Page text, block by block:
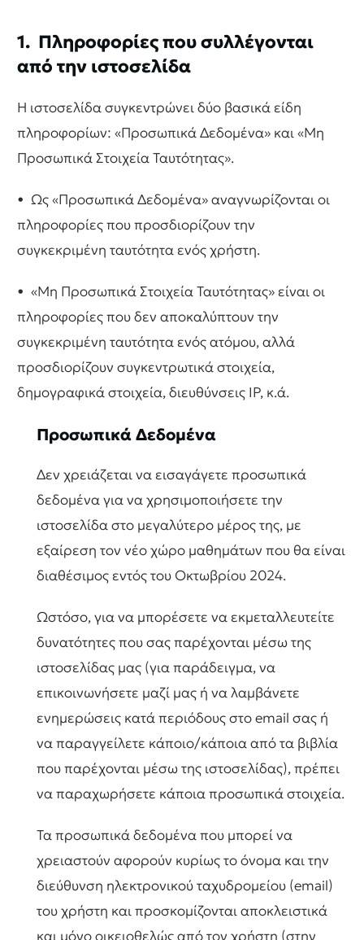
1. Πληροφορίες που συλλέγονται
από την ιστοσελίδα
Η ιστοσελίδα συγκεντρώνει δύο βασικά είδη
πληροφορίων: «Προσωπικά Δεδομένα» και «Μη
Προσωπικά Στοιχεία Ταυτότητας».
• Ως «Προσωπικά Δεδομένα» αναγνωρίζονται οι
πληροφορίες που προσδιορίζουν την
συγκεκριμένη ταυτότητα ενός χρήστη.
• «Μη Προσωπικά Στοιχεία Ταυτότητας»είναι οι
πληροφορίες που δεν αποκαλύπτουν την
συγκεκριμένη ταυτότητα ενός ατόμου, αλλά
προσδιορίζουν συγκεντρωτικά στοιχεία,
δημογραφικά στοιχεία, διευθύνσεις IP, κ.ά.
Προσωπικά Δεδομένα
Δεν χρειάζεται να εισαγάγετε προσωπικά
δεδομένα για να χρησιμοποιήσετε την
ιστοσελίδα στο μεγαλύτερο μέρος της, με
εξαίρεση τον νέο χώρο μαθημάτων που θα είναι
διαθέσιμος εντός του Οκτωβρίου 2024.
Ωστόσο, για να μπορέσετε να εκμεταλλευτείτε
δυνατότητες που σας παρέχονται μέσω της
ιστοσελίδας μας (για παράδειγμα, να
επικοινωνήσετε μαζί μας ή να λαμβάνετε
ενημερώσεις κατά περιόδους στο email σας ή
να παραγγείλετε κάποιο/κάποια από τα βιβλία
που παρέχονται μέσω της ιστοσελίδας), πρέπει
να παραχωρήσετε κάποια προσωπικά στοιχεία.
Τα προσωπικά δεδομένα που μπορεί να
χρειαστούν αφορούν κυρίως το όνομα και την
διεύθυνση ηλεκτρονικού ταχυδρομείου (email)
του χρήστη και προσκομίζονται αποκλειστικά
και μόνο οικειοθελώς από τον χρήστη (στην